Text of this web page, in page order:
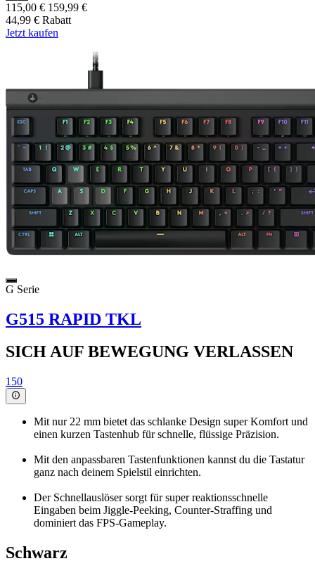
115,00 € 159,99 €
44,99 € Rabatt
Jetzt kaufen
G Serie
G515 RAPID TKL
SICH AUF BEWEGUNG VERLASSEN
150
Mit nur 22 mm bietet das schlanke Design super Komfort und
einen kurzen Tastenhub für schnelle, flüssige Präzision.
Mit den anpassbaren Tastenfunktionen kannst du die Tastatur
ganz nach deinem Spielstil einrichten.
Der Schnellauslöser sorgt für super reaktionsschnelle
Eingaben beim Jiggle-Peeking, Counter-Straffing und
dominiert das FPS-Gameplay.
Schwarz